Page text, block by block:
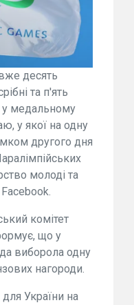
десять
та п'ять
у медальному
у якої на одну
другого дня
молоді та
комітет
що у
виборола одну
нагороди.
України на